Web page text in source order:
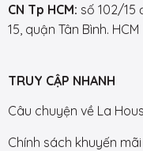
CN Tp HCM: số 102/15
15, quận Tân Bình. HCM
TRUY CẬP NHANH
Câu chuyện về La
Chính sách khuyến mãi